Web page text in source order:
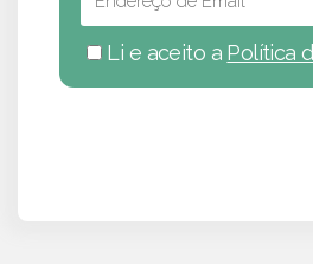
Li e aceito a Política